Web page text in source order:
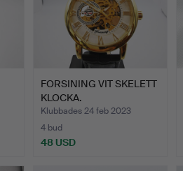
FORSINING VIT SKELETT
KLOCKA.
Klubbades 24 feb 2023
4 bud
48 USD